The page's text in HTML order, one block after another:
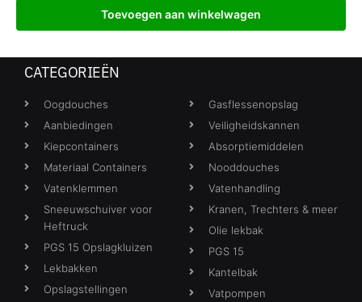
Toevoegen aan winkelwagen
CATEGORIEËN
Oogdouches
Aanbiedingen
Kiepcontainers
Materiaal Containers
Vatenklemmen
Sneeuwschuiver voor
Heftruck
PGS 15 Opslagkluizen
Lekbakken
Opslagstellingen
Gasflessenopslag
Veiligheidskannen
Absorptiemiddelen
Nooddouches
Vatenhandling
Kranen, Trechters & meer
Olie lekbak
PGS 15
Kantelbak
Vatpompen